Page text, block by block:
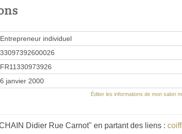
Entrepreneur individuel
33097392600026
FR11330973926
6 janvier 2000
Éditer les informations de mon salon
Didier Rue Carnot" en partant des liens :